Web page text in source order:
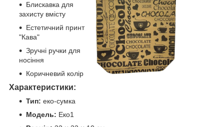
Блискавка для
захисту вмісту
Естетичний принт
"Кава"
Зручні ручки для
носіння
Коричневий колір
Характеристики:
Тип: еко-сумка
Модель: Еко1